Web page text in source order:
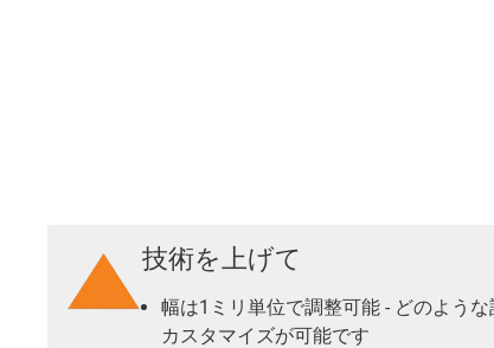
技術を上げて
幅は1ミリ単位で調整可能 - どのよう
カスタマイズが可能です